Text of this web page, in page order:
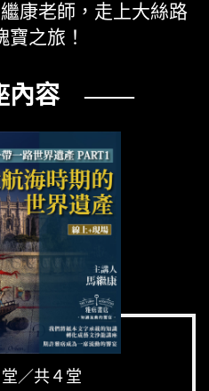
康老師，走上大絲路
寶之旅！
內容 ——
／共４堂